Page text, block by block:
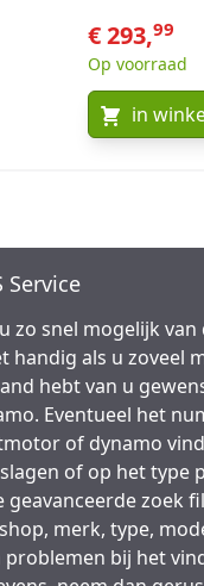
€ 293,99
Op voorraad
in
Service
zo snel mogelijk
handig als u zoveel
hebt van u
Eventueel het
of dynamo
of op het type
geavanceerde zoek
merk, type,
problemen bij het